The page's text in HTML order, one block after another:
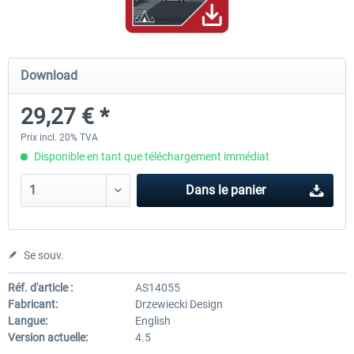
Mega Airport Frankfurt V2.0
30,20 € *
Mega Airport Berlin
Download
29,27 € *
Prix incl. 20% TVA
Disponible en tant que téléchargement immédiat
Dans le panier
Se souv.
Réf. d'article :
AS14055
Fabricant:
Drzewiecki Design
Langue:
English
Version actuelle:
4.5